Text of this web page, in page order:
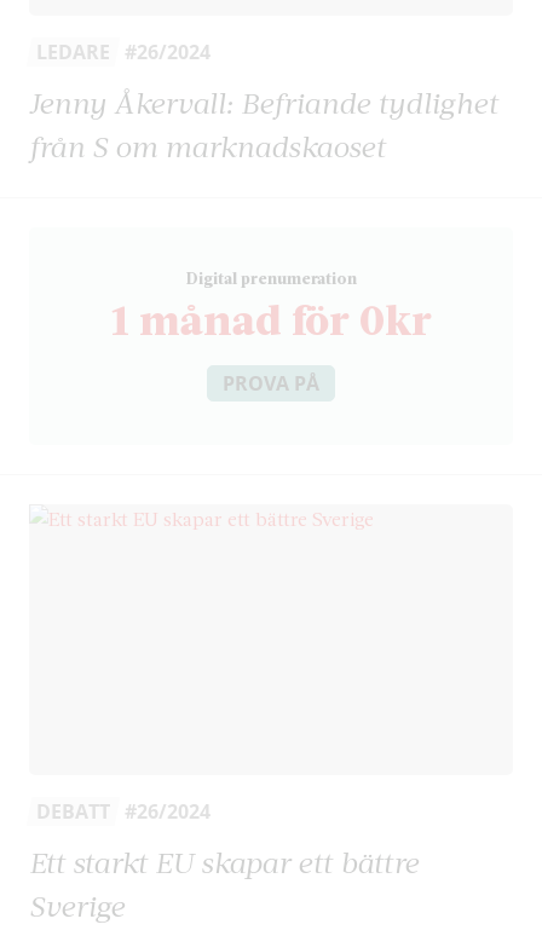
LEDARE #26/2024
Jenny Åkervall: Befriande tydlighet
från S om marknadskaoset
Digital prenumeration
1 månad för 0kr
PROVA PÅ
DEBATT #26/2024
Ett starkt EU skapar ett bättre
Sverige